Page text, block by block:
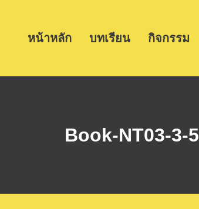
หน้าหลัก บทเรียน กิจกรรม
Book-NT03-3-5